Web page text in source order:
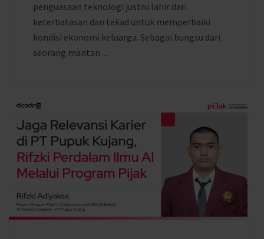
penguasaan teknologi justru lahir dari
keterbatasan dan tekad untuk memperbaiki
kondisi ekonomi keluarga. Sebagai bungsu dari
seorang mantan ...